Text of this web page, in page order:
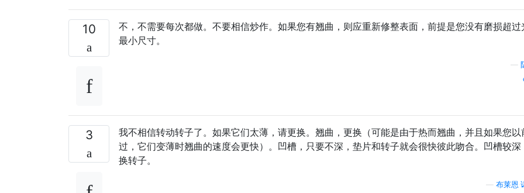
10
不，不需要每次都做。不要相信炒作。如果您有翘曲，则应重新修整表面，前提是您没有磨损超过
最小尺寸。
3
我不相信转动转子了。如果它们太薄，请更换。翘曲，更换（可能是由于热而翘曲，并且如果您以
过，它们变薄时翘曲的速度会更快）。凹槽，只要不深，垫片和转子就会很快彼此吻合。凹槽较深
换转子。
布莱恩·